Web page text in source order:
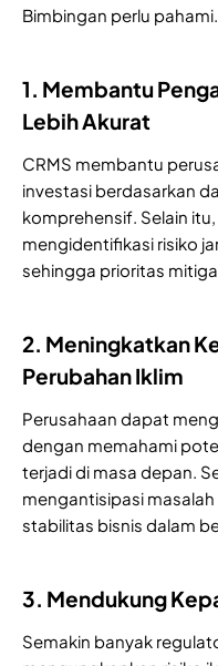
Bimbingan perlu pahami.
1. Membantu
Lebih Akurat
CRMS membantu
investasi berdasarkan
komprehensif. Selain
mengidentifikasi risiko
sehingga prioritas
2. Meningkatkan
Perubahan Iklim
Perusahaan dapat
dengan memahami
terjadi di masa depan.
mengantisipasi
stabilitas bisnis dalam
3. Mendukung
Semakin banyak